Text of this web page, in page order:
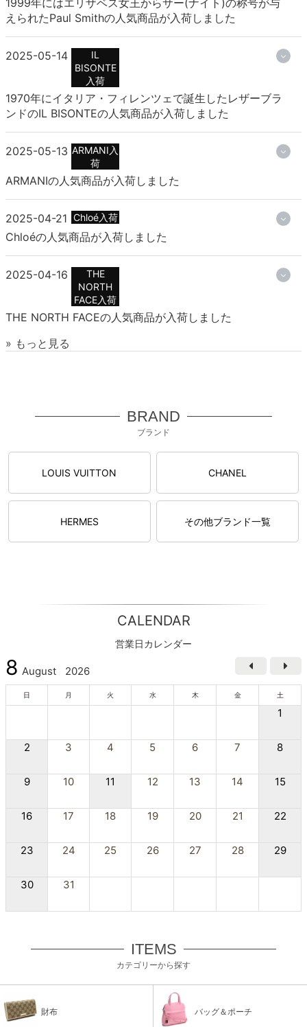
えられたPaul Smithの人気商品が入荷しました
2025-05-14
IL
BISONTE
入荷
1970年にイタリア・フィレンツェで誕生したレザーブラ
ンドのIL BISONTEの人気商品が入荷しました
2025-05-13 ARMANI入
荷
ARMANIの人気商品が入荷しました
2025-04-21 Chloé入荷
Chloéの人気商品が入荷しました
2025-04-16
THE
NORTH
FACE入荷
THE NORTH FACEの人気商品が入荷しました
» もっと見る
BRAND
ブランド
LOUIS VUITTON CHANEL
HERMES その他ブランド一覧
CALENDAR
営業日カレンダー
8 August 2026
日 月 火 水 木 金 土
1
2 3 4 5 6 7 8
9 10 11 12 13 14 15
16 17 18 19 20 21 22
23 24 25 26 27 28 29
30 31
ITEMS
カテゴリーから探す
財布 バッグ＆ポーチ